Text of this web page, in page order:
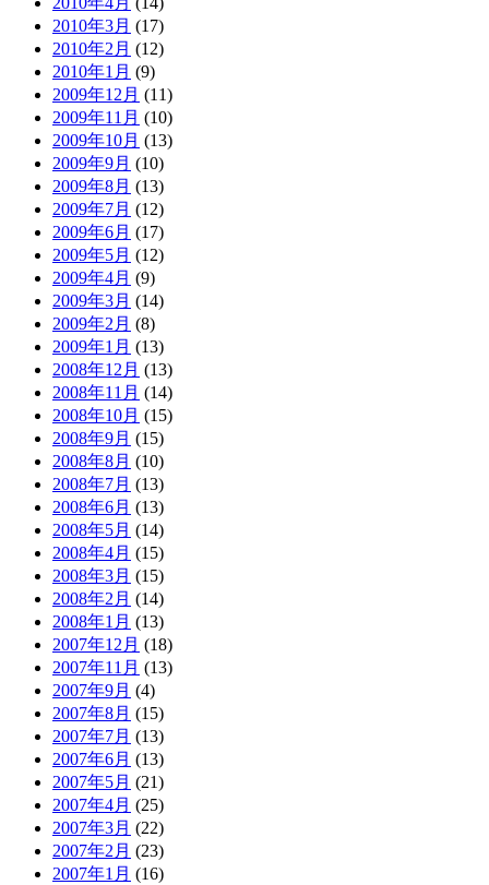
2010年3月 (17)
2010年2月 (12)
2010年1月 (9)
2009年12月 (11)
2009年11月 (10)
2009年10月 (13)
2009年9月 (10)
2009年8月 (13)
2009年7月 (12)
2009年6月 (17)
2009年5月 (12)
2009年4月 (9)
2009年3月 (14)
2009年2月 (8)
2009年1月 (13)
2008年12月 (13)
2008年11月 (14)
2008年10月 (15)
2008年9月 (15)
2008年8月 (10)
2008年7月 (13)
2008年6月 (13)
2008年5月 (14)
2008年4月 (15)
2008年3月 (15)
2008年2月 (14)
2008年1月 (13)
2007年12月 (18)
2007年11月 (13)
2007年9月 (4)
2007年8月 (15)
2007年7月 (13)
2007年6月 (13)
2007年5月 (21)
2007年4月 (25)
2007年3月 (22)
2007年2月 (23)
2007年1月 (16)